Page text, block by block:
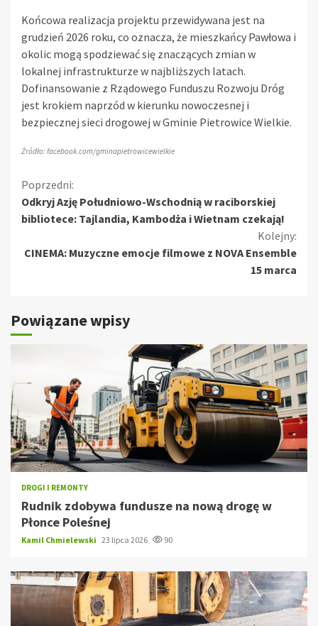
Końcowa realizacja projektu przewidywana jest na
grudzień 2026 roku, co oznacza, że mieszkańcy Pawłowa i
okolic mogą spodziewać się znaczących zmian w
lokalnej infrastrukturze w najbliższych latach.
Dofinansowanie z Rządowego Funduszu Rozwoju Dróg
jest krokiem naprzód w kierunku nowoczesnej i
bezpiecznej sieci drogowej w Gminie Pietrowice Wielkie.
Źródło: facebook.com/gminapietrowicewielkie
Kontynuuj
czytanie
Poprzedni:
Odkryj Azję Południowo-Wschodnią w raciborskiej
bibliotece: Tajlandia, Kambodża i Wietnam czekają!
Kolejny:
CINEMA: Muzyczne emocje filmowe z NOVA Ensemble
15 marca
Powiązane wpisy
DROGI I REMONTY
Rudnik zdobywa fundusze na nową drogę w
Płonce Poleśnej
Kamil Chmielewski 23 lipca 2026 90